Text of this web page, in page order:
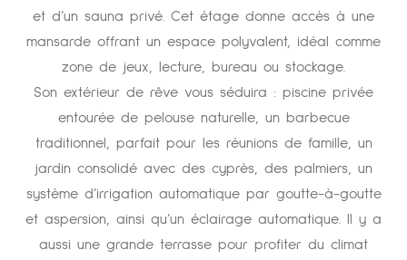
et d’un sauna privé. Cet étage donne accès à une
mansarde offrant un espace polyvalent, idéal comme
zone de jeux, lecture, bureau ou stockage.
Son extérieur de rêve vous séduira : piscine privée
entourée de pelouse naturelle, un barbecue
traditionnel, parfait pour les réunions de famille, un
jardin consolidé avec des cyprès, des palmiers, un
système d’irrigation automatique par goutte-à-goutte
et aspersion, ainsi qu’un éclairage automatique. Il y a
aussi une grande terrasse pour profiter du climat